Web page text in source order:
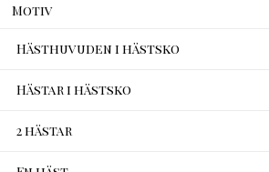
Motiv
Hästhuvuden i hästsko
Hästar i hästsko
2 hästar